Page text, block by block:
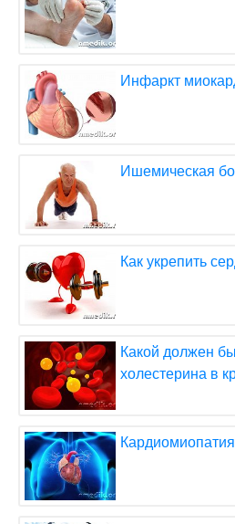
Инфаркт
Ишемическая
Как укрепить
Какой должен
холестерина в
Кардиомиопатия